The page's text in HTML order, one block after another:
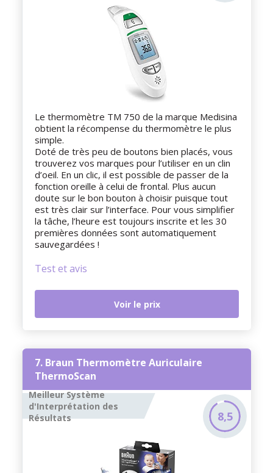
Le thermomètre TM 750 de la marque Medisina
obtient la récompense du thermomètre le plus
simple.
Doté de très peu de boutons bien placés, vous
trouverez vos marques pour l’utiliser en un clin
d’oeil. En un clic, il est possible de passer de la
fonction oreille à celui de frontal. Plus aucun
doute sur le bon bouton à choisir puisque tout
est très clair sur l’interface. Pour vous simplifier
la tâche, l’heure est toujours inscrite et les 30
premières données sont automatiquement
sauvegardées !
Test et avis
Voir le prix
7. Braun Thermomètre Auriculaire
ThermoScan
Meilleur Système
d'Interprétation des
Résultats
8,5